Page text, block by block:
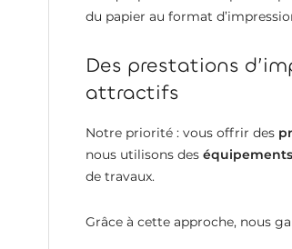
du papier au format
Des prestations
attractifs
Notre priorité : vous offrir des
nous utilisons des
de travaux.
Grâce à cette approche, nous